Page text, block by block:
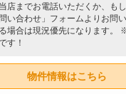
店までお電話いただくか、も
い合わせ」フォームよりお問
場合は現況優先になります。
す！
物件情報はこちら